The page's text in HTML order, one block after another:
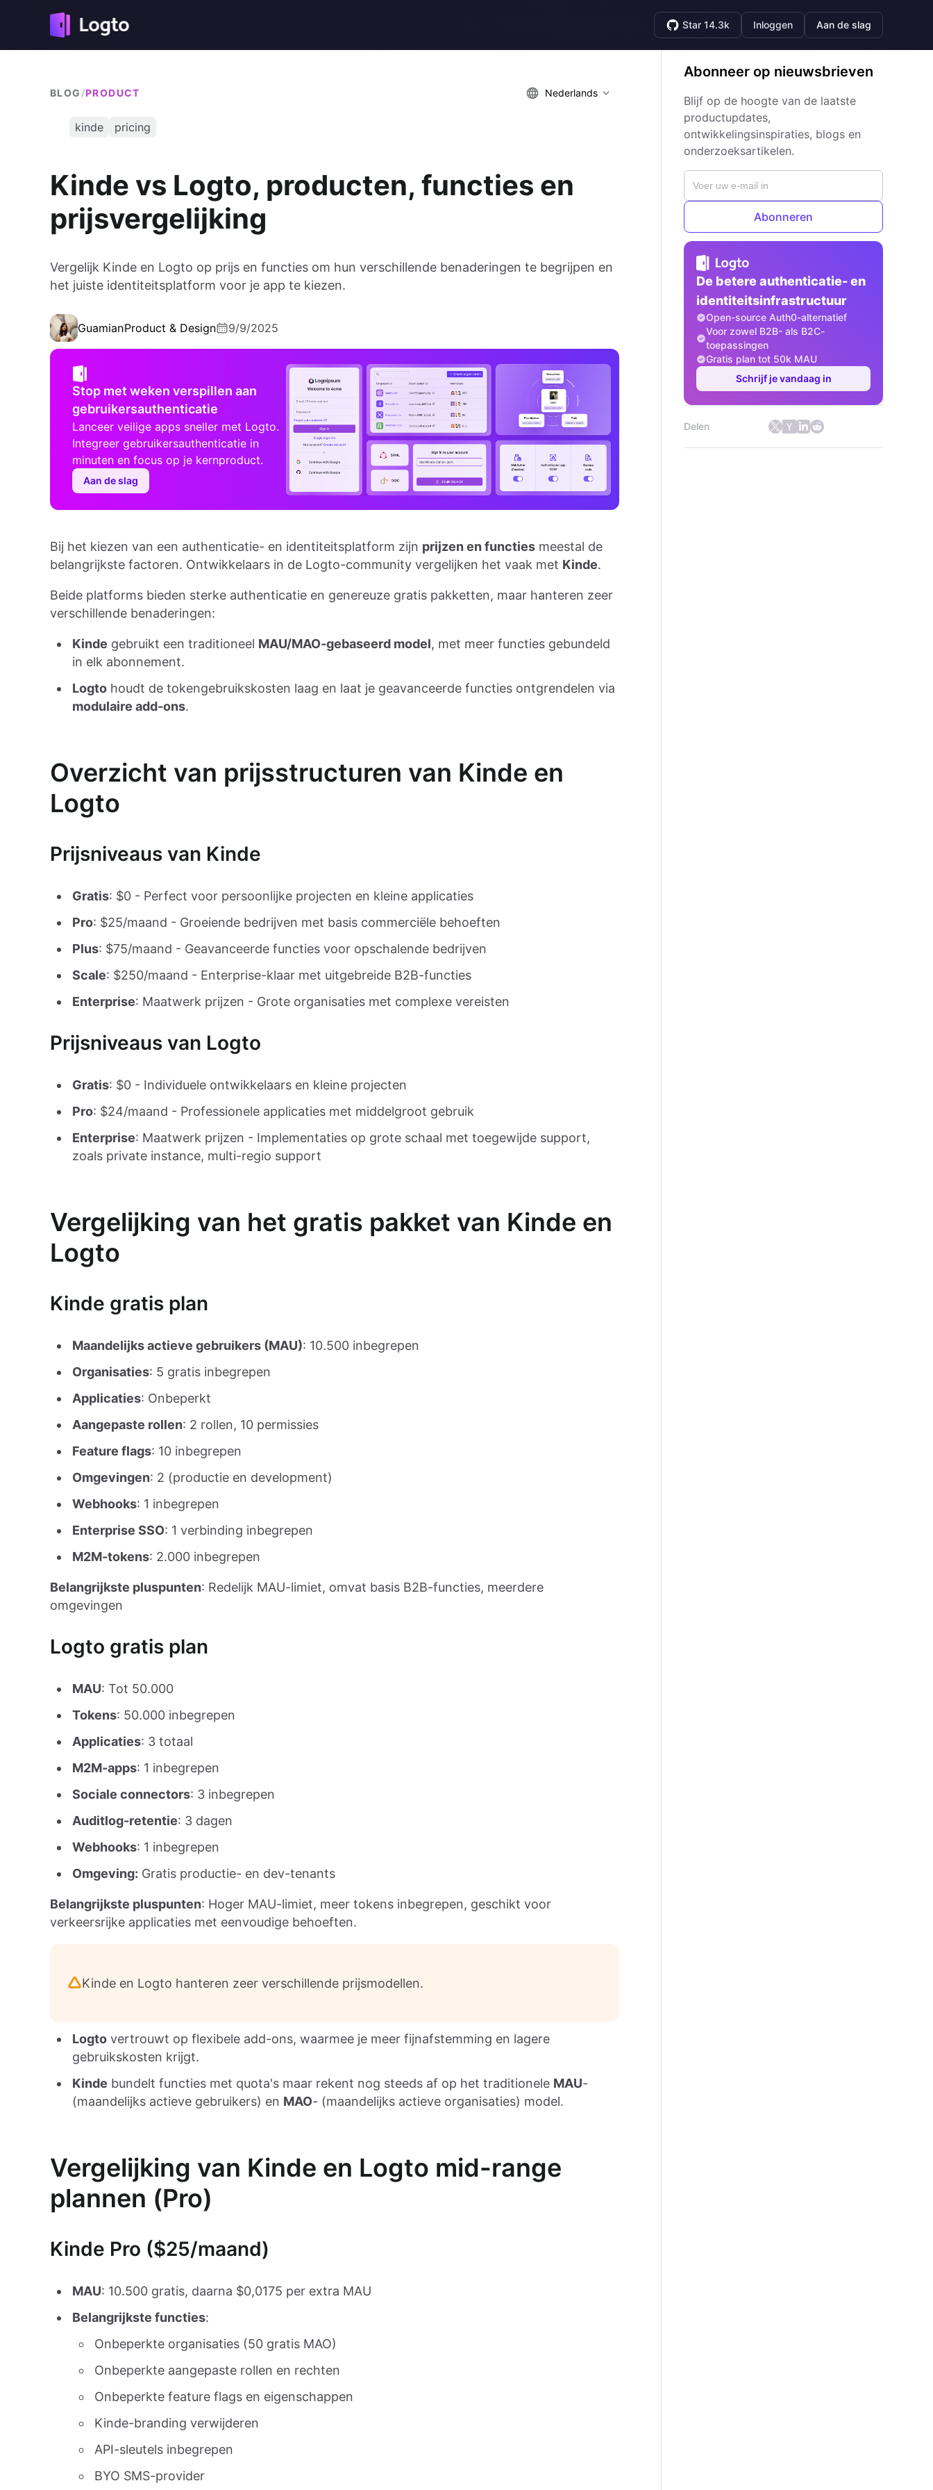
Star 14.3k Inloggen Aan de slag
BLOG /PRODUCT Nederlands
kinde pricing
Kinde vs Logto, producten, functies en
prijsvergelijking
Vergelijk Kinde en Logto op prijs en functies om hun verschillende benaderingen te begrijpen en
het juiste identiteitsplatform voor je app te kiezen.
GuamianProduct & Design 9/9/2025
Stop met weken verspillen aan
gebruikersauthenticatie
Lanceer veilige apps sneller met Logto.
Integreer gebruikersauthenticatie in
minuten en focus op je kernproduct.
Aan de slag
Bij het kiezen van een authenticatie- en identiteitsplatform zijn prijzen en functies meestal de
belangrijkste factoren. Ontwikkelaars in de Logto-community vergelijken het vaak met Kinde.
Beide platforms bieden sterke authenticatie en genereuze gratis pakketten, maar hanteren zeer
verschillende benaderingen:
Kinde gebruikt een traditioneel MAU/MAO-gebaseerd model, met meer functies gebundeld
in elk abonnement.
Logto houdt de tokengebruikskosten laag en laat je geavanceerde functies ontgrendelen via
modulaire add-ons.
Overzicht van prijsstructuren van Kinde en
Logto
Prijsniveaus van Kinde
Gratis: $0 - Perfect voor persoonlijke projecten en kleine applicaties
Pro: $25/maand - Groeiende bedrijven met basis commerciële behoeften
Plus: $75/maand - Geavanceerde functies voor opschalende bedrijven
Scale: $250/maand - Enterprise-klaar met uitgebreide B2B-functies
Enterprise: Maatwerk prijzen - Grote organisaties met complexe vereisten
Prijsniveaus van Logto
Gratis: $0 - Individuele ontwikkelaars en kleine projecten
Pro: $24/maand - Professionele applicaties met middelgroot gebruik
Enterprise: Maatwerk prijzen - Implementaties op grote schaal met toegewijde support,
zoals private instance, multi-regio support
Vergelijking van het gratis pakket van Kinde en
Logto
Kinde gratis plan
Maandelijks actieve gebruikers (MAU): 10.500 inbegrepen
Organisaties: 5 gratis inbegrepen
Applicaties: Onbeperkt
Aangepaste rollen: 2 rollen, 10 permissies
Feature flags: 10 inbegrepen
Omgevingen: 2 (productie en development)
Webhooks: 1 inbegrepen
Enterprise SSO: 1 verbinding inbegrepen
M2M-tokens: 2.000 inbegrepen
Belangrijkste pluspunten: Redelijk MAU-limiet, omvat basis B2B-functies, meerdere
omgevingen
Logto gratis plan
MAU: Tot 50.000
Tokens: 50.000 inbegrepen
Applicaties: 3 totaal
M2M-apps: 1 inbegrepen
Sociale connectors: 3 inbegrepen
Auditlog-retentie: 3 dagen
Webhooks: 1 inbegrepen
Omgeving: Gratis productie- en dev-tenants
Belangrijkste pluspunten: Hoger MAU-limiet, meer tokens inbegrepen, geschikt voor
verkeersrijke applicaties met eenvoudige behoeften.
Kinde en Logto hanteren zeer verschillende prijsmodellen.
Logto vertrouwt op flexibele add-ons, waarmee je meer fijnafstemming en lagere
gebruikskosten krijgt.
Kinde bundelt functies met quota's maar rekent nog steeds af op het traditionele MAU-
(maandelijks actieve gebruikers) en MAO- (maandelijks actieve organisaties) model.
Vergelijking van Kinde en Logto mid-range
plannen (Pro)
Kinde Pro ($25/maand)
MAU: 10.500 gratis, daarna $0,0175 per extra MAU
Belangrijkste functies:
Onbeperkte organisaties (50 gratis MAO)
Onbeperkte aangepaste rollen en rechten
Onbeperkte feature flags en eigenschappen
Kinde-branding verwijderen
API-sleutels inbegrepen
BYO SMS-provider
Abonneer op nieuwsbrieven
Blijf op de hoogte van de laatste
productupdates,
ontwikkelingsinspiraties, blogs en
onderzoeksartikelen.
Abonneren
De betere authenticatie- en
identiteitsinfrastructuur
Open-source Auth0-alternatief
Voor zowel B2B- als B2C-
toepassingen
Gratis plan tot 50k MAU
Schrijf je vandaag in
Delen